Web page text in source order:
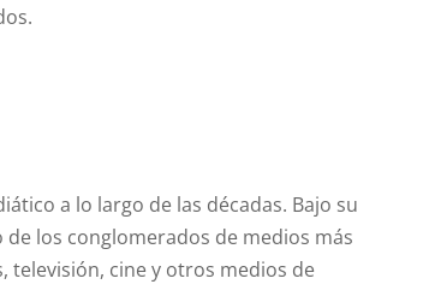
a lo largo de las décadas. Bajo su
los conglomerados de medios más
televisión, cine y otros medios de